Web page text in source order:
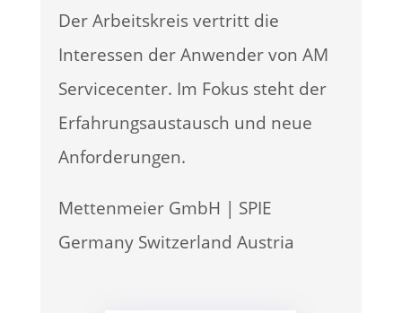
Der Arbeitskreis vertritt die
Interessen der Anwender von AM
Servicecenter. Im Fokus steht der
Erfahrungsaustausch und neue
Anforderungen.
Mettenmeier GmbH | SPIE
Germany Switzerland Austria